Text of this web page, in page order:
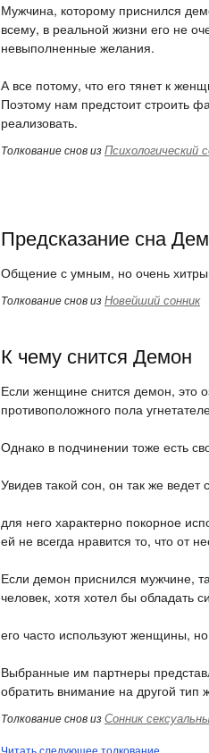
Мужчина, которому приснился
всему, в реальной жизни его не
невыполненные желания.
А все потому, что его тянет к
Поэтому нам предстоит строить
реализовать.
Толкование снов изПсихологический
Предсказание сна
Общение с умным, но очень
Толкование снов изНовейший сонник
К чему снится Демон
Если женщине снится демон, это
противоположного пола
Однако в подчинении тоже есть
Увидев такой сон, он так же
для него характерно покорное
ей не всегда нравится то, что от
Если демон приснился мужчине,
человек, хотя хотел бы обладать
его часто используют женщины,
Выбранные им партнеры
обратить внимание на другой тип
Толкование снов изСонник
Читать следующее толкование